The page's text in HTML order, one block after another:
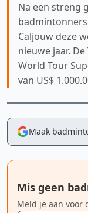
Na een streng
badmintonners
Caljouw deze
nieuwe jaar.
World Tour
van US$
Maak
Mis geen
Meld je aan voor